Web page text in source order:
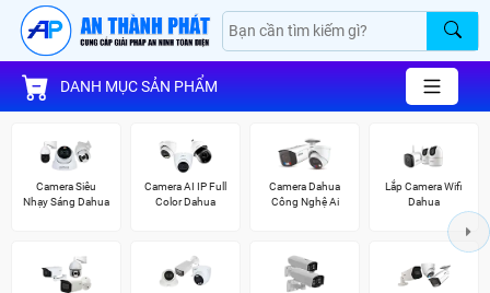
DANH MỤC SẢN PHẨM
Camera Siêu
Nhạy Sáng Dahua
Camera AI IP Full
Color Dahua
Camera Dahua
Công Nghệ Ai
Lắp Camera Wifi
Dahua